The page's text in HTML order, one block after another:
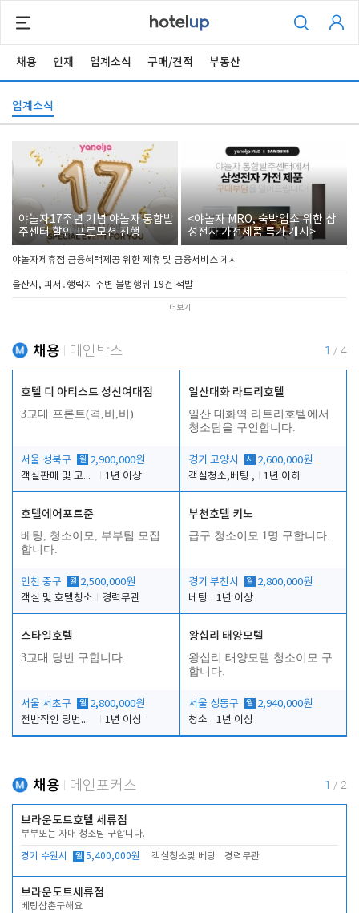
채용 인재 업계소식 구매/견적 부동산
업계소식
야놀자17주년 기념 야놀자 통합발
주센터 할인 프로모션 진행
<야놀자 MRO, 숙박업소 위한 삼
성전자 가전제품 특가 개시>
야놀자제휴점 금융혜택제공 위한 제휴 및 금융서비스 게시
울산시, 피서․행락지 주변 불법행위 19건 적발
더보기
채용 메인박스 1 / 4
호텔 디 아티스트 성신여대점
3교대 프론트(격,비,비)
서울 성북구 월 2,900,000원
객실판매 및 고객응대
1년 이상
일산대화 라트리호텔
일산 대화역 라트리호텔에서
청소팀을 구인합니다.
경기 고양시 시
2,600,000원
객실청소,베팅 ,
1년 이하
호텔에어포트준
베팅, 청소이모, 부부팀 모집
합니다.
인천 중구 월 2,500,000원
객실 및 호텔청소
경력무관
부천호텔 키노
급구 청소이모 1명 구합니다.
경기 부천시 월 2,800,000원
베팅
1년 이상
스타일호텔
3교대 당번 구합니다.
서울 서초구 월 2,800,000원
전반적인 당번업무
1년 이상
왕십리 태양모텔
왕십리 태양모텔 청소이모 구
합니다.
서울 성동구 월 2,940,000원
청소
1년 이상
채용 메인포커스 1 / 2
브라운도트호텔 세류점
부부또는 자매 청소팀 구합니다.
경기 수원시 월 5,400,000원 객실청소및 베팅 경력무관
브라운도트세류점
베팅삼촌구해요